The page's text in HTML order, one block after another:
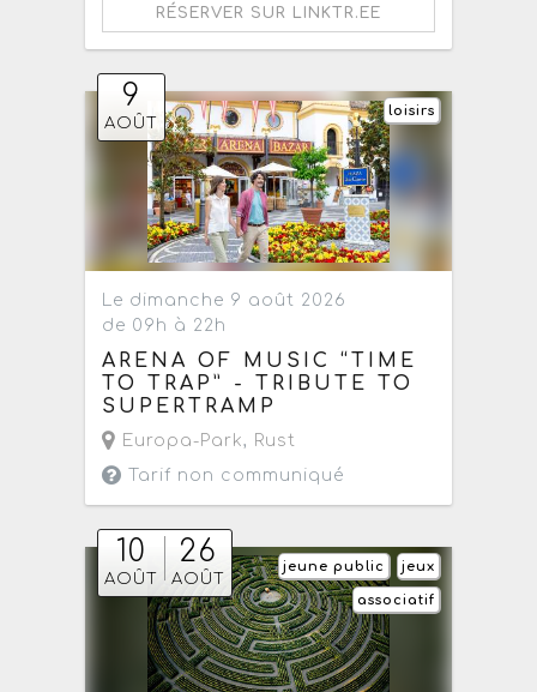
RÉSERVER SUR LINKTR.EE
9
AOÛT
loisirs
Le dimanche 9 août 2026
de 09h à 22h
ARENA OF MUSIC “TIME
TO TRAP” - TRIBUTE TO
SUPERTRAMP
Europa-Park, Rust
Tarif non communiqué
10
AOÛT
26
AOÛT
jeux
jeune public
associatif